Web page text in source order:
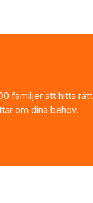
familjer att hitta rätt
om dina behov.